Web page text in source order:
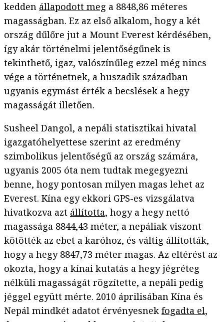
kedden állapodott meg a 8848,86 méteres
magasságban. Ez az első alkalom, hogy a két
ország dűlőre jut a Mount Everest kérdésében,
így akár történelmi jelentőségűnek is
tekinthető, igaz, valószínűleg ezzel még nincs
vége a történetnek, a huszadik században
ugyanis egymást érték a becslések a hegy
magasságát illetően.
Susheel Dangol, a nepáli statisztikai hivatal
igazgatóhelyettese szerint az eredmény
szimbolikus jelentőségű az ország számára,
ugyanis 2005 óta nem tudtak megegyezni
benne, hogy pontosan milyen magas lehet az
Everest. Kína egy ekkori GPS-es vizsgálatva
hivatkozva azt állította, hogy a hegy nettó
magassága 8844,43 méter, a nepáliak viszont
kötötték az ebet a karóhoz, és váltig állították,
hogy a hegy 8847,73 méter magas. Az eltérést az
okozta, hogy a kínai kutatás a hegy jégréteg
nélküli magasságát rögzítette, a nepáli pedig
jéggel együtt mérte. 2010 áprilisában Kína és
Nepál mindkét adatot érvényesnek fogadta el,